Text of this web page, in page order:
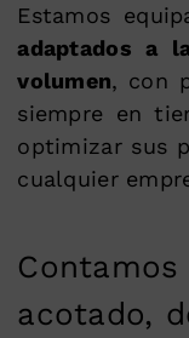
Estamos
adaptados a
volumen, con
siempre en
optimizar sus
cualquier
acotado,